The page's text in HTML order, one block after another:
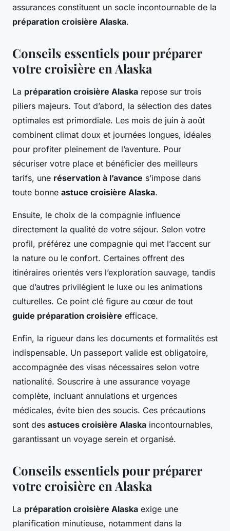
assurances constituent un socle incontournable de la
préparation croisière Alaska.
Conseils essentiels pour préparer
votre croisière en Alaska
La préparation croisière Alaska repose sur trois
piliers majeurs. Tout d’abord, la sélection des dates
optimales est primordiale. Les mois de juin à août
combinent climat doux et journées longues, idéales
pour profiter pleinement de l’aventure. Pour
sécuriser votre place et bénéficier des meilleurs
tarifs, une réservation à l’avance s’impose dans
toute bonne astuce croisière Alaska.
Ensuite, le choix de la compagnie influence
directement la qualité de votre séjour. Selon votre
profil, préférez une compagnie qui met l’accent sur
la nature ou le confort. Certaines offrent des
itinéraires orientés vers l’exploration sauvage, tandis
que d’autres privilégient le luxe ou les animations
culturelles. Ce point clé figure au cœur de tout
guide préparation croisière efficace.
Enfin, la rigueur dans les documents et formalités est
indispensable. Un passeport valide est obligatoire,
accompagnée des visas nécessaires selon votre
nationalité. Souscrire à une assurance voyage
complète, incluant annulations et urgences
médicales, évite bien des soucis. Ces précautions
sont des astuces croisière Alaska incontournables,
garantissant un voyage serein et organisé.
Conseils essentiels pour préparer
votre croisière en Alaska
La préparation croisière Alaska exige une
planification minutieuse, notamment dans la